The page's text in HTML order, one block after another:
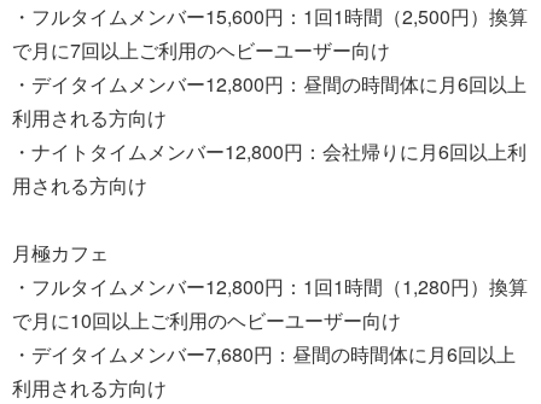
・フルタイムメンバー15,600円：1回1時間（2,500円）換算
で月に7回以上ご利用のヘビーユーザー向け
・デイタイムメンバー12,800円：昼間の時間体に月6回以上
利用される方向け
・ナイトタイムメンバー12,800円：会社帰りに月6回以上利
用される方向け
月極カフェ
・フルタイムメンバー12,800円：1回1時間（1,280円）換算
で月に10回以上ご利用のヘビーユーザー向け
・デイタイムメンバー7,680円：昼間の時間体に月6回以上
利用される方向け